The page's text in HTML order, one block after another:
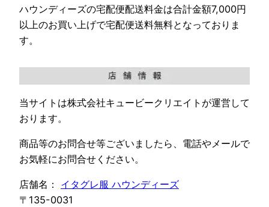
ハウンディーズの宅配便配送料金は合計金額7,000円
以上のお買い上げで宅配便送料無料となっておりま
す。
当サイトは株式会社キュービークリエイトが運営して
おります。
商品等のお問合せ等ございましたら、電話やメールで
お気軽にお問合せください。
店舗名： イタグレ服 ハウンディーズ
〒135-0031